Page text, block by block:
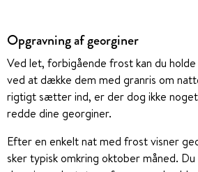
Opgravning af georginer
Ved let, forbigående frost kan du
ved at dække dem med granris om
rigtigt sætter ind, er der dog ikke
redde dine georginer.
Efter en enkelt nat med frost visner
sker typisk omkring oktober måned.